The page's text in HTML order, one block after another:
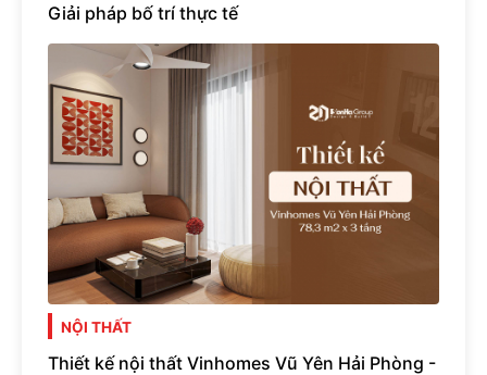
Giải pháp bố trí thực tế
NỘI THẤT
Thiết kế nội thất Vinhomes Vũ Yên Hải Phòng -